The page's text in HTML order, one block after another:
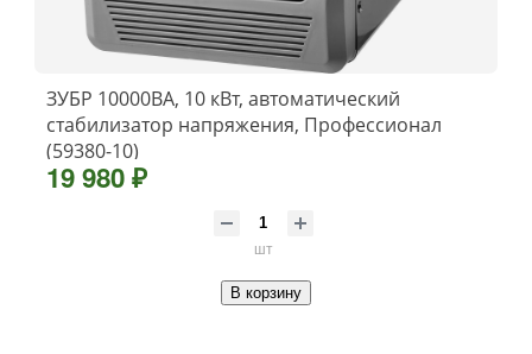
ЗУБР 10000ВА, 10 кВт, автоматический
стабилизатор напряжения, Профессионал
(59380-10)
19 980 ₽
шт
В корзину